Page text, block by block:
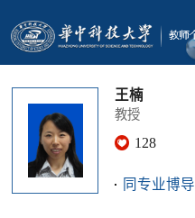
王楠
教授
128
同专业博导